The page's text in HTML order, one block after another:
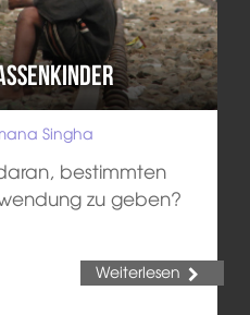
Singha
bestimmten
zu geben?
Weiterlesen